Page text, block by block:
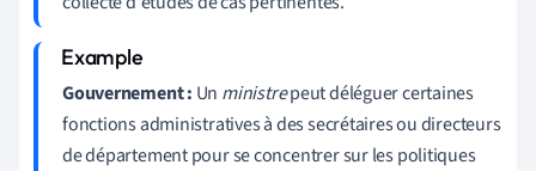
Gouvernement : Un ministrepeut déléguer certaines
fonctions administratives à des secrétaires ou directeurs
de département pour se concentrer sur les politiques